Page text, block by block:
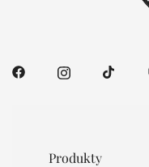
Produkty